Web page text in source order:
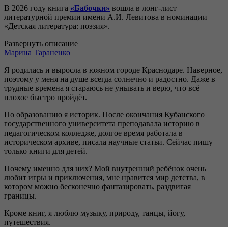
В 2026 году книга «Бабочки» вошла в лонг-лист
литературной премии имени А.И. Левитова в номинации
«Детская литература: поэзия».
Развернуть описание
Марина Тараненко
Я родилась и выросла в южном городе Краснодаре. Наверное,
поэтому у меня на душе всегда солнечно и радостно. Даже в
трудные времена я стараюсь не унывать и верю, что всё
плохое быстро пройдёт.
По образованию я историк. После окончания Кубанского
государственного университета преподавала историю в
педагогическом колледже, долгое время работала в
историческом архиве, писала научные статьи. Сейчас пишу
только книги для детей.
Почему именно для них? Мой внутренний ребёнок очень
любит игры и приключения, мне нравится мир детства, в
котором можно бесконечно фантазировать, раздвигая
границы.
Кроме книг, я люблю музыку, природу, танцы, йогу,
путешествия.